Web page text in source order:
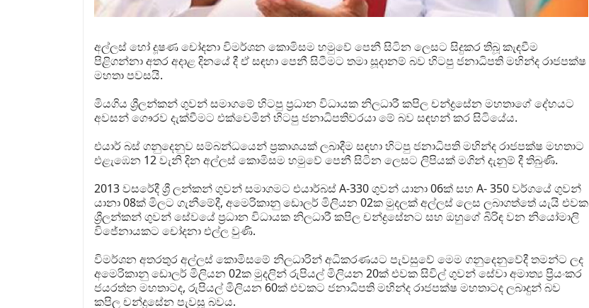
අල්ලස් හෝ දූෂණ චෝදනා විමර්ශන කොමිසම හමුවේ පෙනී සිටින ලෙසට සිදුකර තිබූ කැඳවීම
පිළිගන්නා අතර අදාළ දිනයේ දී ඒ සඳහා පෙනී සිටීමට තමා සූදානම් බව හිටපු ජනාධිපති මහින්ද රාජපක්ෂ
මහතා පවසයි.
මියගිය ශ්‍රීලන්කන් ගුවන් සමාගමේ හිටපු ප්‍රධාන විධායක නිලධාරී කපිල චන්ද්‍රසේන මහතාගේ දේහයට
අවසන් ගෞරව දැක්වීමට එක්වෙමින් හිටපු ජනාධිපතිවරයා මේ බව සඳහන් කර සිටියේය.
එයාර් බස් ගනුදෙනුව සම්බන්ධයෙන් ප්‍රකාශයක් ලබාදීම සඳහා හිටපු ජනාධිපති මහින්ද රාජපක්ෂ මහතාට
එළැඹෙන 12 වැනි දින අල්ලස් කොමිසම හමුවේ පෙනී සිටින ලෙසට ලිපියක් මගින් දැනුම් දී තිබුණි.
2013 වසරේදී ශ්‍රී ලන්කන් ගුවන් සමාගමට එයාර්බස් A-330 ගුවන් යානා 06ක් සහ A- 350 වර්ගයේ ගුවන්
යානා 08ක් මිලට ගැනීමේදී, අමෙරිකානු ඩොලර් මිලියන 02ක මුදලක් අල්ලස් ලෙස ලබාගත්තේ යැයි එවක
ශ්‍රීලන්කන් ගුවන් සේවයේ ප්‍රධාන විධායක නිලධාරී කපිල චන්ද්‍රසේනට සහ ඔහුගේ බිරිඳ වන නියෝමාලි
විජේනායකට චෝදනා එල්ල වුණි.
විමර්ශන අතරතුර අල්ලස් කොමිසමේ නිලධාරින් අධිකරණයට පැවසුවේ මෙම ගනුදෙනුවේදී තමන්ට ලද
අමෙරිකානු ඩොලර් මිලියන 02ක මුදලින් රුපියල් මිලියන 20ක් එවක සිවිල් ගුවන් සේවා අමාත්‍ය ප්‍රියංකර
ජයරත්න මහතාටද, රුපියල් මිලියන 60ක් එවකට ජනාධිපති මහින්ද රාජපක්ෂ මහතාටද ලබාදුන් බව
කපිල චන්ද්‍රසේන පැවසූ බවය.